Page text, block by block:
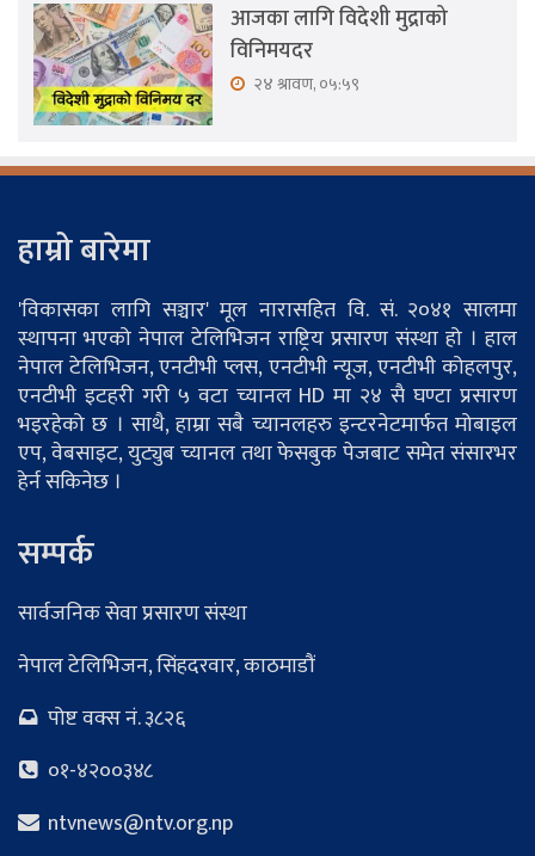
आजका लागि विदेशी मुद्राको
विनिमयदर
२४ श्रावण, ०५:५९
हाम्रो बारेमा
'विकासका लागि सञ्चार' मूल नारासहित वि. सं. २०४१ सालमा
स्थापना भएको नेपाल टेलिभिजन राष्ट्रिय प्रसारण संस्था हो । हाल
नेपाल टेलिभिजन, एनटीभी प्लस, एनटीभी न्यूज, एनटीभी कोहलपुर,
एनटीभी इटहरी गरी ५ वटा च्यानल HD मा २४ सै घण्टा प्रसारण
भइरहेको छ । साथै, हाम्रा सबै च्यानलहरु इन्टरनेटमार्फत मोबाइल
एप, वेबसाइट, युट्युब च्यानल तथा फेसबुक पेजबाट समेत संसारभर
हेर्न सकिनेछ ।
सम्पर्क
सार्वजनिक सेवा प्रसारण संस्था
नेपाल टेलिभिजन, सिंहदरवार, काठमाडौं
पोष्ट वक्स नं. ३८२६
०१-४२००३४८
ntvnews@ntv.org.np